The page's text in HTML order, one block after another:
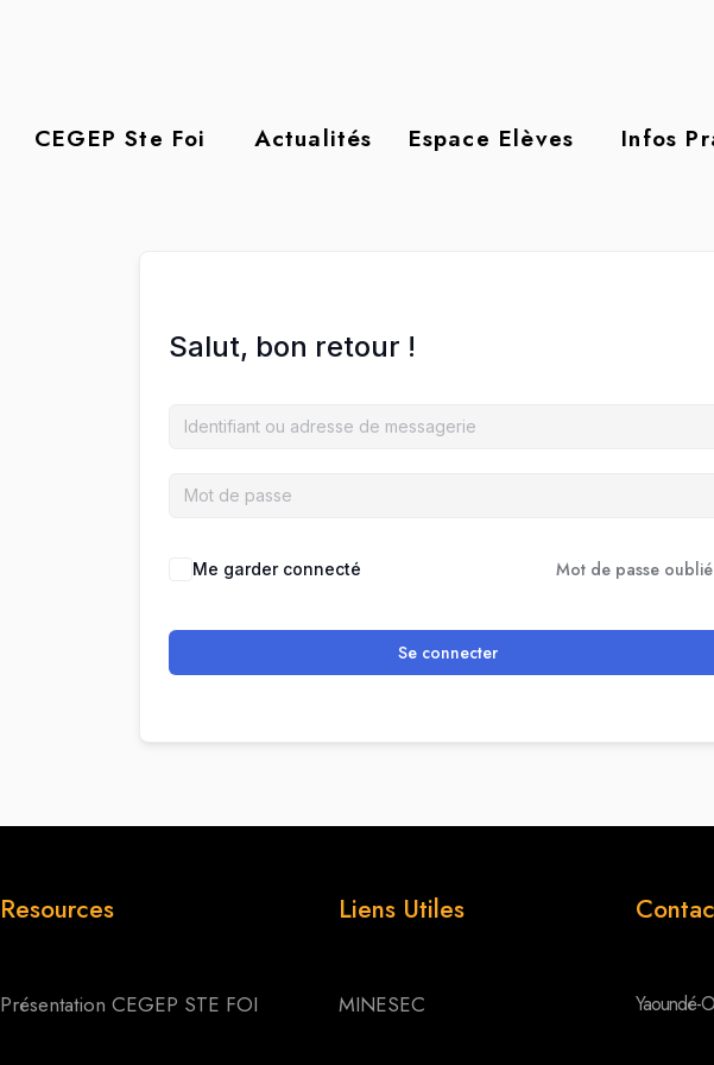
CEGEP Ste Foi Actualités Espace Elèves Infos
Salut, bon retour !
Me garder connecté Mot de passe
Se connecter
Resources
Présentation CEGEP STE FOI
Liens Utiles
MINESEC Yaoundé-